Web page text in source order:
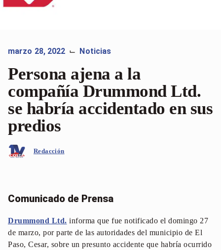
marzo 28, 2022 ⌙ Noticias
Persona ajena a la
compañía Drummond Ltd.
se habría accidentado en sus
predios
Redacción
Comunicado de Prensa
Drummond Ltd. informa que fue notificado el domingo 27
de marzo, por parte de las autoridades del municipio de El
Paso, Cesar, sobre un presunto accidente que habría ocurrido